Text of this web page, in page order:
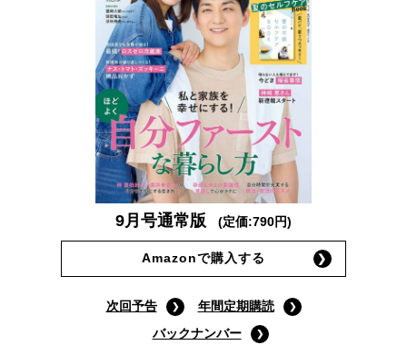
9月号通常版 (定価:790円)
Amazonで購入する
次回予告
年間定期購読
バックナンバー